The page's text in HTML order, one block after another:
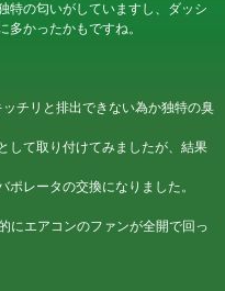
の匂いがしていますし、ダッシ
かったかもですね。
チリと排出できない為か独特の臭
して取り付けてみましたが、結果
ータの交換になりました。
にエアコンのファンが全開で回っ